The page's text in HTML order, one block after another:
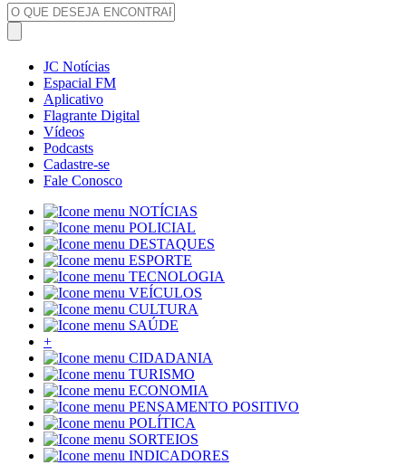
JC Notícias
Espacial FM
Aplicativo
Flagrante Digital
Vídeos
Podcasts
Cadastre-se
Fale Conosco
NOTÍCIAS
POLICIAL
DESTAQUES
ESPORTE
TECNOLOGIA
VEÍCULOS
CULTURA
SAÚDE
+
CIDADANIA
TURISMO
ECONOMIA
PENSAMENTO POSITIVO
POLÍTICA
SORTEIOS
INDICADORES